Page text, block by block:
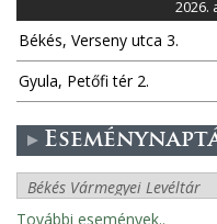
2026.
Békés, Verseny utca 3.
Gyula, Petőfi tér 2.
További események..